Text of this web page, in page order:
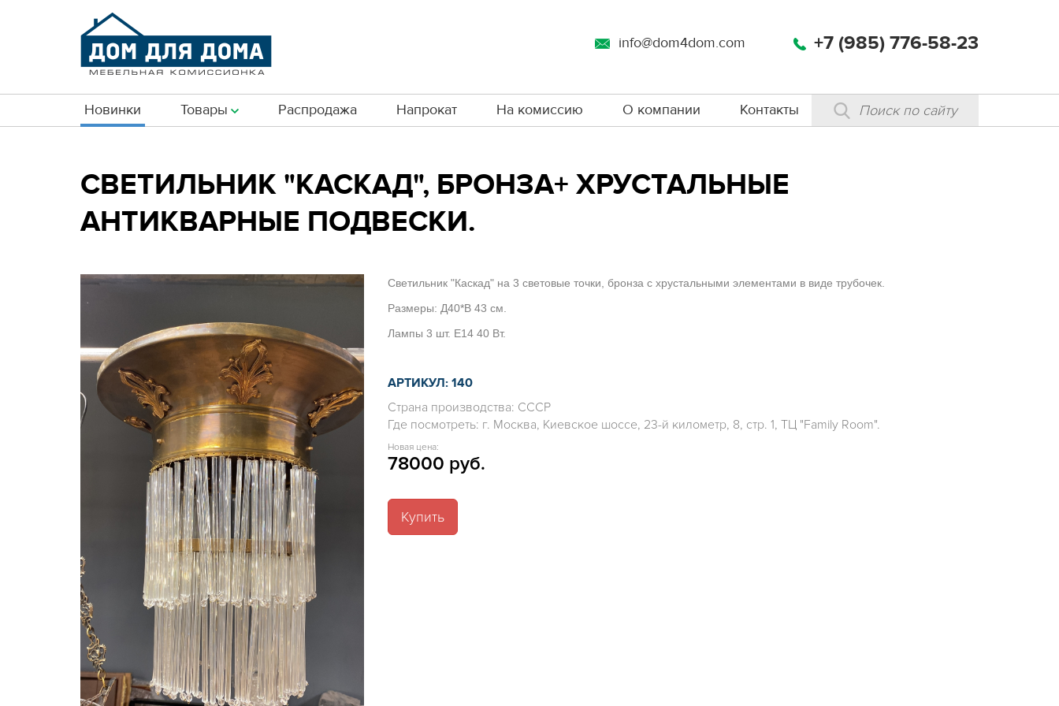
info@dom4dom.com +7 (985) 776-58-23
Новинки Товары Распродажа Напрокат На комиссию О компании Контакты
СВЕТИЛЬНИК "КАСКАД", БРОНЗА+ ХРУСТАЛЬНЫЕ
АНТИКВАРНЫЕ ПОДВЕСКИ.
Светильник "Каскад" на 3 световые точки, бронза с хрустальными элементами в виде трубочек.
Размеры: Д40*В 43 см.
Лампы 3 шт. Е14 40 Вт.
АРТИКУЛ: 140
Страна производства: СССР
Где посмотреть: г. Москва, Киевское шоссе, 23-й километр, 8, стр. 1, ТЦ "Family Room".
Новая цена:
78000 руб.
Купить